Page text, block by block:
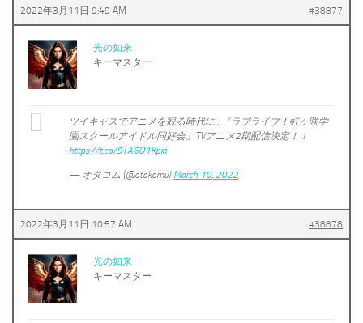
2022年3月11日 9:49 AM #38877
光の如来
キーマスター
ツイキャスでアニメを観る時代に…『ラブライブ！虹ヶ咲学
園スクールアイドル同好会』TVアニメ2期配信決定！！
https://t.co/9TA6O1Kpia
— オタコム (@otakomu) March 10, 2022
2022年3月11日 10:57 AM #38878
光の如来
キーマスター